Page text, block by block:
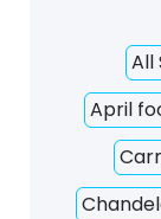
All
April